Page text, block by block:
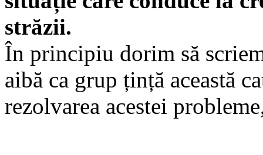
străzii.
În principiu dorim să
aibă ca grup țință această
rezolvarea acestei